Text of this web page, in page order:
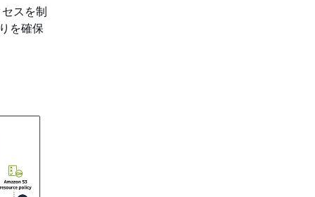
スを制
を確保